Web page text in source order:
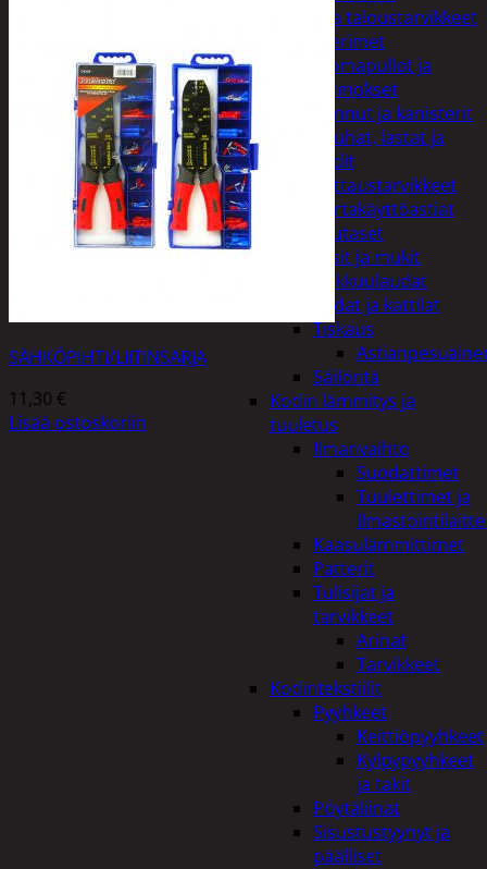
Keittiö ja taloustarvikkeet
Aterimet
Juomapullot ja
termokset
Kannut ja kanisterit
Kauhat, lastat ja
sudit
Kattaustarvikkeet
Kertakäyttöastiat
Lautaset
Lasit ja mukit
Leikkuulaudat
Padat ja kattilat
Tiskaus
Säilöntä
Kodin lämmitys ja
tuuletus
Ilmanvaihto
Suodattimet
Tuulettimet ja
Kaasulämmittimet
Patterit
Tulisijat ja
tarvikkeet
Arinat
Tarvikkeet
Kodintekstiilit
Pyyhkeet
Keittiöpyyhkeet
Kylpypyyhkeet
ja takit
Pöytäliinat
Sisustustyynyt ja
päälliset
SÄHKÖPIHTI/LIITINSARJA
11,30 €
Lisää ostoskoriin